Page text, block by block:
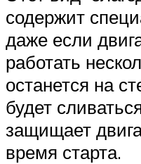
содержит
даже если
работать
останется на
будет
защищает
время старта.